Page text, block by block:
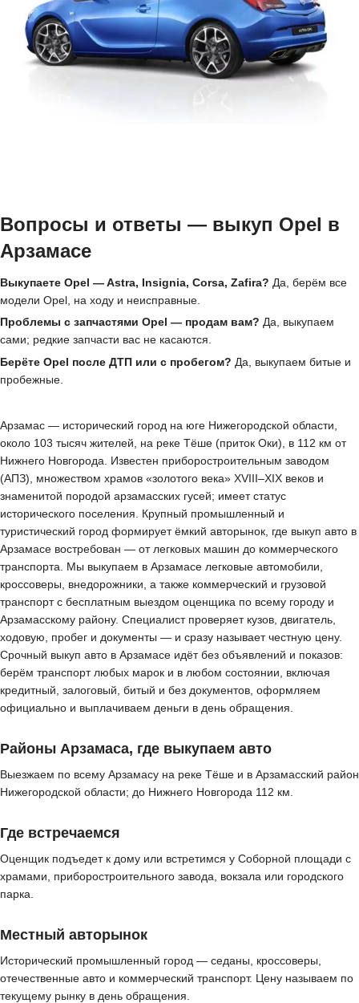
Вопросы и ответы — выкуп Opel в
Арзамасе
Выкупаете Opel — Astra, Insignia, Corsa, Zafira? Да, берём все
модели Opel, на ходу и неисправные.
Проблемы с запчастями Opel — продам вам? Да, выкупаем
сами; редкие запчасти вас не касаются.
Берёте Opel после ДТП или с пробегом? Да, выкупаем битые и
пробежные.
Арзамас — исторический город на юге Нижегородской области,
около 103 тысяч жителей, на реке Тёше (приток Оки), в 112 км от
Нижнего Новгорода. Известен приборостроительным заводом
(АПЗ), множеством храмов «золотого века» XVIII–XIX веков и
знаменитой породой арзамасских гусей; имеет статус
исторического поселения. Крупный промышленный и
туристический город формирует ёмкий авторынок, где выкуп авто в
Арзамасе востребован — от легковых машин до коммерческого
транспорта. Мы выкупаем в Арзамасе легковые автомобили,
кроссоверы, внедорожники, а также коммерческий и грузовой
транспорт с бесплатным выездом оценщика по всему городу и
Арзамасскому району. Специалист проверяет кузов, двигатель,
ходовую, пробег и документы — и сразу называет честную цену.
Срочный выкуп авто в Арзамасе идёт без объявлений и показов:
берём транспорт любых марок и в любом состоянии, включая
кредитный, залоговый, битый и без документов, оформляем
официально и выплачиваем деньги в день обращения.
Районы Арзамаса, где выкупаем авто
Выезжаем по всему Арзамасу на реке Тёше и в Арзамасский район
Нижегородской области; до Нижнего Новгорода 112 км.
Где встречаемся
Оценщик подъедет к дому или встретимся у Соборной площади с
храмами, приборостроительного завода, вокзала или городского
парка.
Местный авторынок
Исторический промышленный город — седаны, кроссоверы,
отечественные авто и коммерческий транспорт. Цену называем по
текущему рынку в день обращения.